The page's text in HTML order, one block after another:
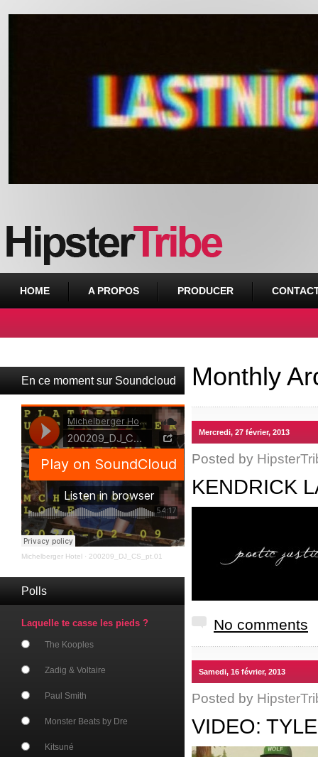
HOME A PROPOS PRODUCER
En ce moment sur Soundcloud
Michelberger Hotel · 200209_DJ_CS_pt.01
Polls
Laquelle te casse les pieds ?
The Kooples
Zadig & Voltaire
Paul Smith
Monster Beats by Dre
Kitsuné
Monthly
Mercredi, 27 février, 2013
Posted by
KENDRICK
No comments
Samedi, 16 février, 2013
Posted by
VIDEO: